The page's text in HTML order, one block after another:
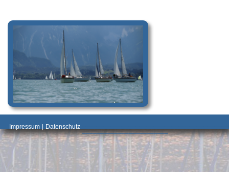
Impressum | Datenschutz ________________________